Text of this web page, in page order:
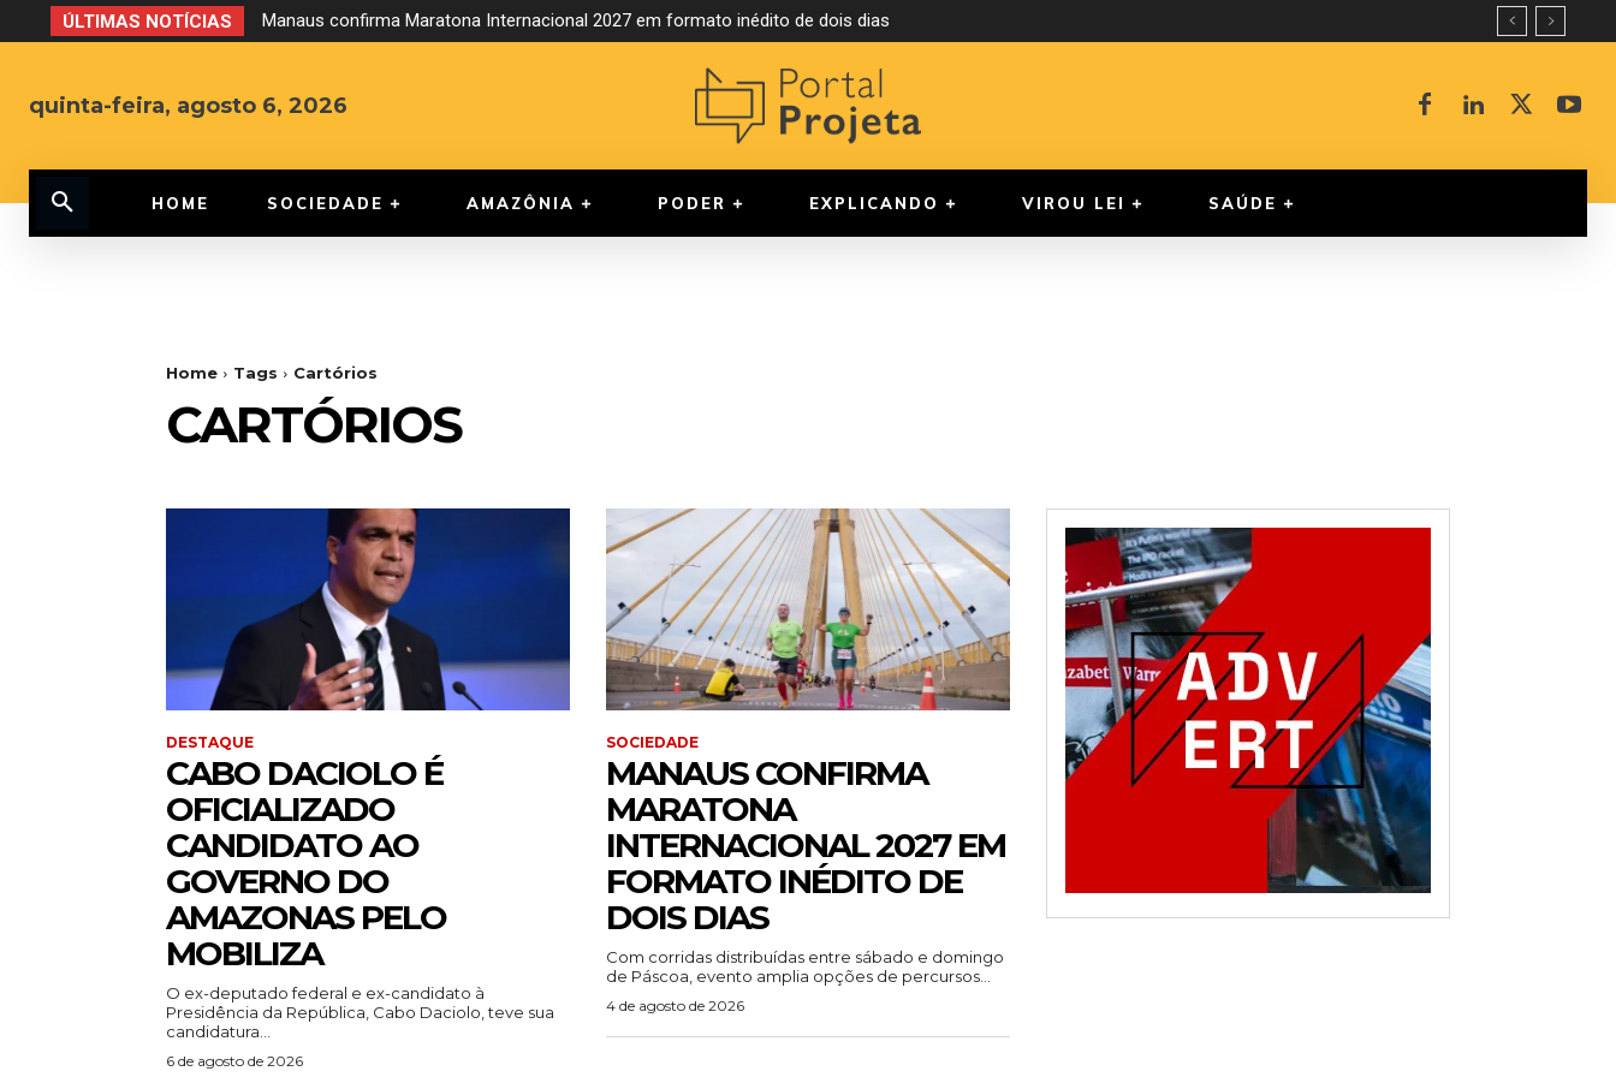
ÚLTIMAS NOTÍCIAS Manaus confirma Maratona Internacional 2027 em formato inédito de dois dias
quinta-feira, agosto 6, 2026
HOME SOCIEDADE AMAZÔNIA PODER EXPLICANDO VIROU LEI SAÚDE
Home Tags Cartórios
CARTÓRIOS
DESTAQUE
CABO DACIOLO É
OFICIALIZADO
CANDIDATO AO
GOVERNO DO
AMAZONAS PELO
MOBILIZA
O ex-deputado federal e ex-candidato à
Presidência da República, Cabo Daciolo, teve sua
candidatura...
6 de agosto de 2026
SOCIEDADE
MANAUS CONFIRMA
MARATONA
INTERNACIONAL 2027 EM
FORMATO INÉDITO DE
DOIS DIAS
Com corridas distribuídas entre sábado e domingo
de Páscoa, evento amplia opções de percursos...
4 de agosto de 2026